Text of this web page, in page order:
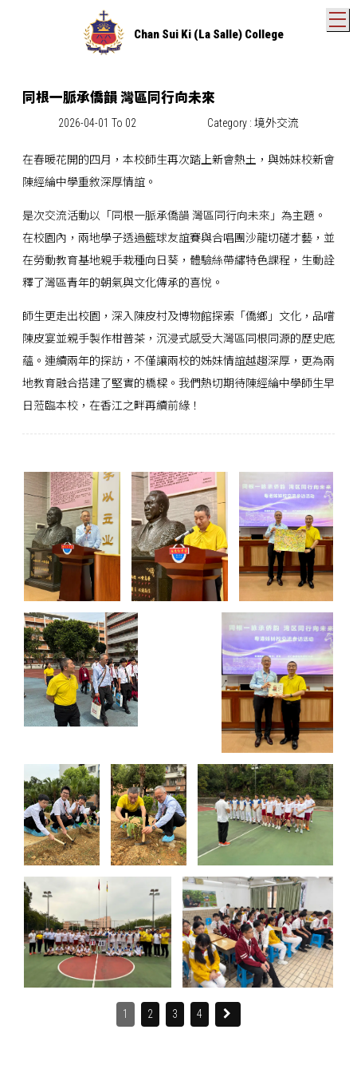
Chan Sui Ki (La Salle) College
同根一脈承僑韻 灣區同行向未來
2026-04-01 To 02 Category : 境外交流
在春暖花開的四月，本校師生再次踏上新會熱土，與姊妹校新會
陳經綸中學重敘深厚情誼。
是次交流活動以「同根一脈承僑韻 灣區同行向未來」為主題。
在校園內，兩地學子透過籃球友誼賽與合唱團沙龍切磋才藝，並
在勞動教育基地親手栽種向日葵，體驗絲帶繡特色課程，生動詮
釋了灣區青年的朝氣與文化傳承的喜悅。
師生更走出校園，深入陳皮村及博物館探索「僑鄉」文化，品嚐
陳皮宴並親手製作柑普茶，沉浸式感受大灣區同根同源的歷史底
蘊。連續兩年的探訪，不僅讓兩校的姊妹情誼越趨深厚，更為兩
地教育融合搭建了堅實的橋樑。我們熱切期待陳經綸中學師生早
日蒞臨本校，在香江之畔再續前緣！
1 2 3 4